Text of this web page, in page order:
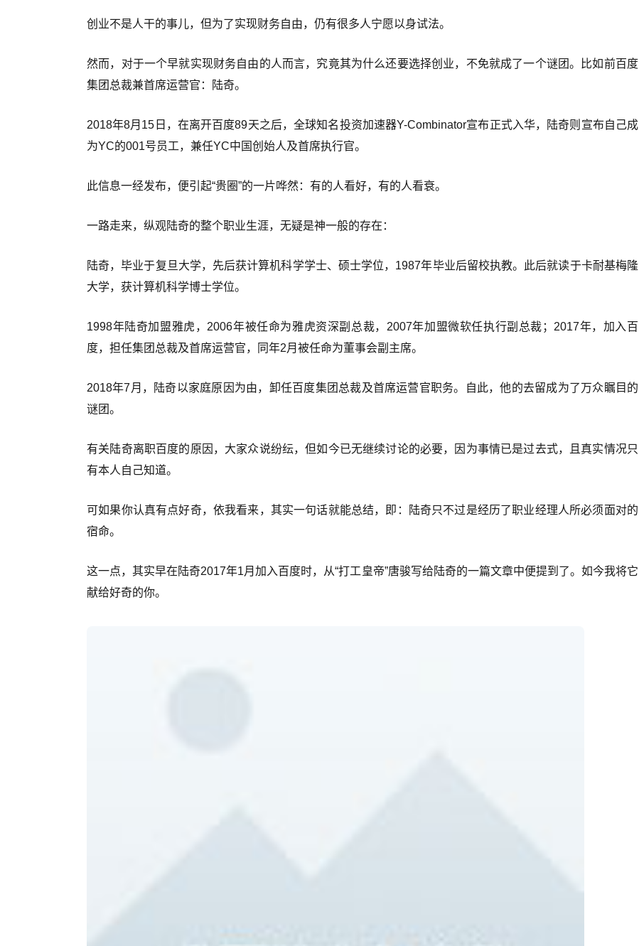
创业不是人干的事儿，但为了实现财务自由，仍有很多人宁愿以身试法。
然而，对于一个早就实现财务自由的人而言，究竟其为什么还要选择创业，不免就成了一个谜团。比如前百度
集团总裁兼首席运营官：陆奇。
2018年8月15日，在离开百度89天之后，全球知名投资加速器Y-Combinator宣布正式入华，陆奇则宣布自己成
为YC的001号员工，兼任YC中国创始人及首席执行官。
此信息一经发布，便引起“贵圈”的一片哗然：有的人看好，有的人看衰。
一路走来，纵观陆奇的整个职业生涯，无疑是神一般的存在：
陆奇，毕业于复旦大学，先后获计算机科学学士、硕士学位，1987年毕业后留校执教。此后就读于卡耐基梅隆
大学，获计算机科学博士学位。
1998年陆奇加盟雅虎，2006年被任命为雅虎资深副总裁，2007年加盟微软任执行副总裁；2017年，加入百
度，担任集团总裁及首席运营官，同年2月被任命为董事会副主席。
2018年7月，陆奇以家庭原因为由，卸任百度集团总裁及首席运营官职务。自此，他的去留成为了万众瞩目的
谜团。
有关陆奇离职百度的原因，大家众说纷纭，但如今已无继续讨论的必要，因为事情已是过去式，且真实情况只
有本人自己知道。
可如果你认真有点好奇，依我看来，其实一句话就能总结，即：陆奇只不过是经历了职业经理人所必须面对的
宿命。
这一点，其实早在陆奇2017年1月加入百度时，从“打工皇帝”唐骏写给陆奇的一篇文章中便提到了。如今我将它
献给好奇的你。